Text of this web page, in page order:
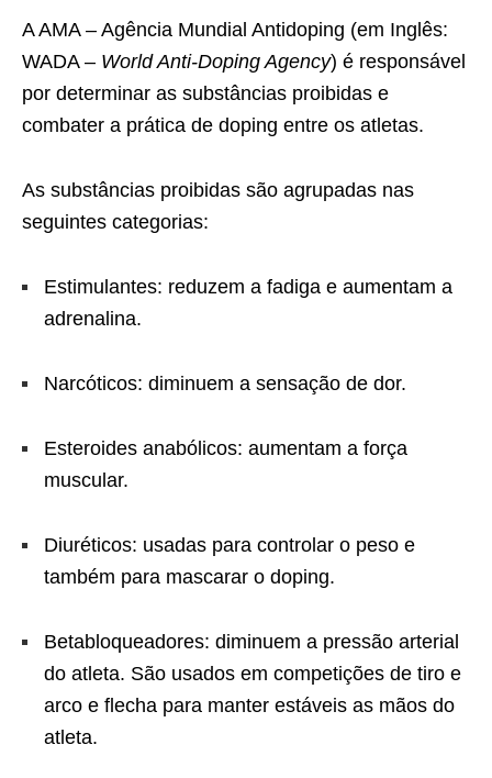
A AMA – Agência Mundial Antidoping (em Inglês:
WADA – World Anti-Doping Agency) é responsável
por determinar as substâncias proibidas e
combater a prática de doping entre os atletas.
As substâncias proibidas são agrupadas nas
seguintes categorias:
Estimulantes: reduzem a fadiga e aumentam a
adrenalina.
Narcóticos: diminuem a sensação de dor.
Esteroides anabólicos: aumentam a força
muscular.
Diuréticos: usadas para controlar o peso e
também para mascarar o doping.
Betabloqueadores: diminuem a pressão arterial
do atleta. São usados em competições de tiro e
arco e flecha para manter estáveis as mãos do
atleta.